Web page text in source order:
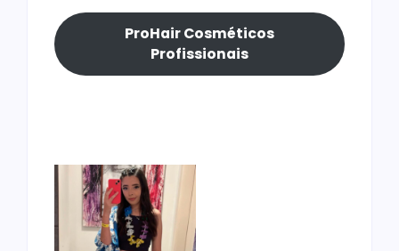
ProHair Cosméticos
Profissionais